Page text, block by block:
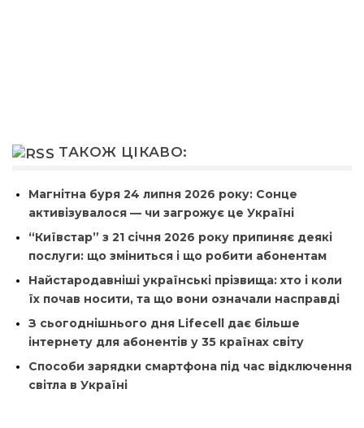
ТАКОЖ ЦІКАВО:
Магнітна буря 24 липня 2026 року: Сонце
активізувалося — чи загрожує це Україні
“Київстар” з 21 січня 2026 року припиняє деякі
послуги: що зміниться і що робити абонентам
Найстародавніші українські прізвища: хто і коли
їх почав носити, та що вони означали насправді
З сьогоднішнього дня Lifecell дає більше
інтернету для абонентів у 35 країнах світу
Способи зарядки смартфона під час відключення
світла в Україні